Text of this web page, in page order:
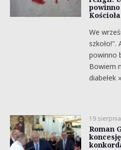
Kościoła
We
szkoło!".
powinno
Bowiem
diabełek »
19
Roman